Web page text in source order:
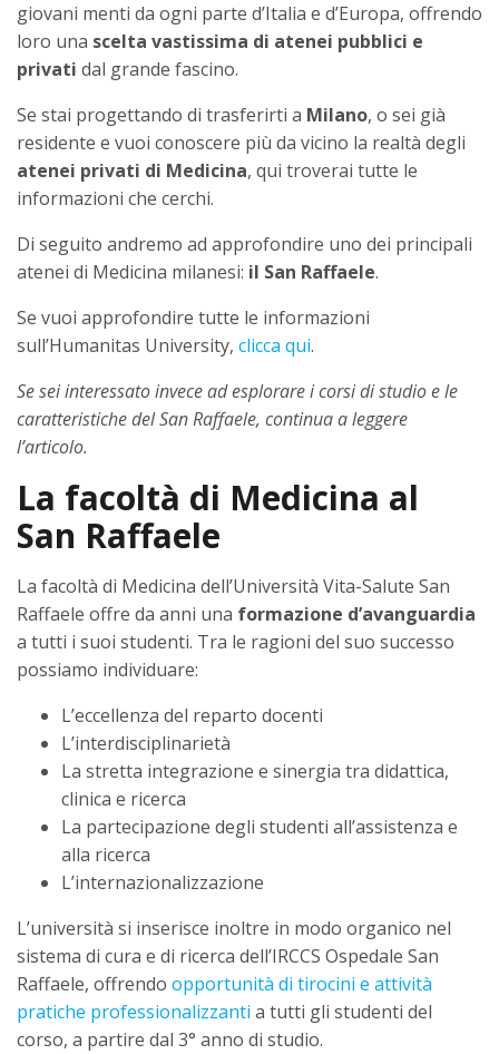
giovani menti da ogni parte d’Italia e d’Europa, offrendo
loro una scelta vastissima di atenei pubblici e
privati dal grande fascino.
Se stai progettando di trasferirti a Milano, o sei già
residente e vuoi conoscere più da vicino la realtà degli
atenei privati di Medicina, qui troverai tutte le
informazioni che cerchi.
Di seguito andremo ad approfondire uno dei principali
atenei di Medicina milanesi: il San Raffaele.
Se vuoi approfondire tutte le informazioni
sull’Humanitas University, clicca qui.
Se sei interessato invece ad esplorare i corsi di studio e le
caratteristiche del San Raffaele, continua a leggere
l’articolo.
La facoltà di Medicina al
San Raffaele
La facoltà di Medicina dell’Università Vita-Salute San
Raffaele offre da anni una formazione d’avanguardia
a tutti i suoi studenti. Tra le ragioni del suo successo
possiamo individuare:
L’eccellenza del reparto docenti
L’interdisciplinarietà
La stretta integrazione e sinergia tra didattica,
clinica e ricerca
La partecipazione degli studenti all’assistenza e
alla ricerca
L’internazionalizzazione
L’università si inserisce inoltre in modo organico nel
sistema di cura e di ricerca dell’IRCCS Ospedale San
Raffaele, offrendo opportunità di tirocini e attività
pratiche professionalizzanti a tutti gli studenti del
corso, a partire dal 3° anno di studio.